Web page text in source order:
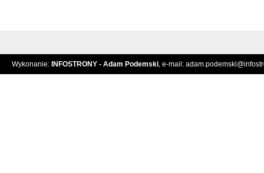
Wykonanie: INFOSTRONY - Adam Podemski, e-mail: